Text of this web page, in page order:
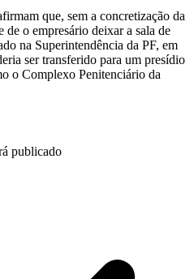
que, sem a concretização da
de o empresário deixar a sala de
na Superintendência da PF, em
ser transferido para um presídio
o Complexo Penitenciário da
publicado